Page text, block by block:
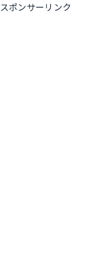
スポンサーリンク